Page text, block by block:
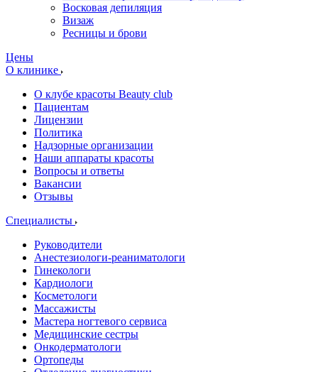
Восковая депиляция
Визаж
Ресницы и брови
Цены
О клинике
О клубе красоты Beauty club
Пациентам
Лицензии
Политика
Надзорные организации
Наши аппараты красоты
Вопросы и ответы
Вакансии
Отзывы
Специалисты
Руководители
Анестезиологи-реаниматологи
Гинекологи
Кардиологи
Косметологи
Массажисты
Мастера ногтевого сервиса
Медицинские сестры
Онкодерматологи
Ортопеды